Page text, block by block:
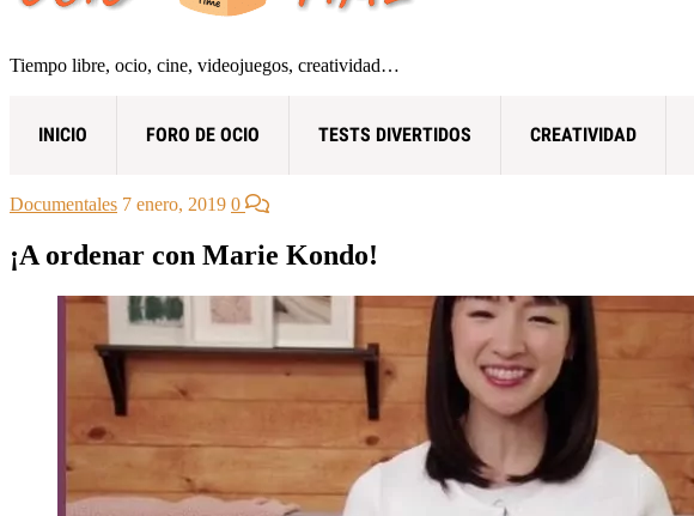
Tiempo libre, ocio, cine, videojuegos, creatividad…
INICIO FORO DE OCIO TESTS DIVERTIDOS CREATIVIDAD
Documentales 7 enero, 2019 0
¡A ordenar con Marie Kondo!